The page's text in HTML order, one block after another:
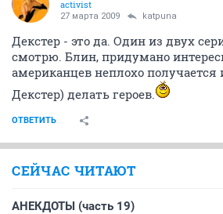
activist
27 марта 2009 katpuna
Декстер - это да. Один из двух
смотрю. Блин, придумано
американцев неплохо получается
Декстер) делать героев.
ОТВЕТИТЬ
СЕЙЧАС ЧИТАЮТ
АНЕКДОТЫ (часть 19)